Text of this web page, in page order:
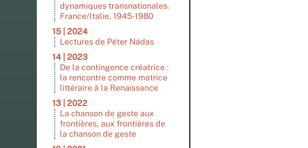
dynamiques transnationales.
France/Italie, 1945-1980
15 | 2024
Lectures de Péter Nádas
14 | 2023
De la contingence créatrice :
la rencontre comme matrice
littéraire à la Renaissance
13 | 2022
La chanson de geste aux
frontières, aux frontières de
la chanson de geste